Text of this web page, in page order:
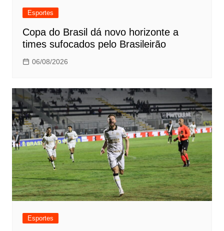
Esportes
Copa do Brasil dá novo horizonte a
times sufocados pelo Brasileirão
06/08/2026
Esportes